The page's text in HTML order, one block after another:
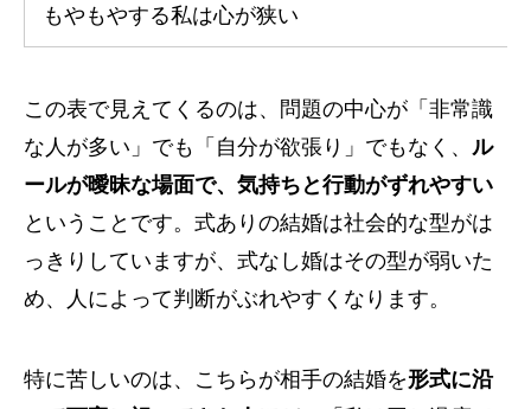
もやもやする私は心が狭い
この表で見えてくるのは、問題の中心が「非常識
な人が多い」でも「自分が欲張り」でもなく、 ル
ールが曖昧な場面で、気持ちと行動がずれやすい
ということです。式ありの結婚は社会的な型がは
っきりしていますが、式なし婚はその型が弱いた
め、人によって判断がぶれやすくなります。
特に苦しいのは、こちらが相手の結婚を形式に沿